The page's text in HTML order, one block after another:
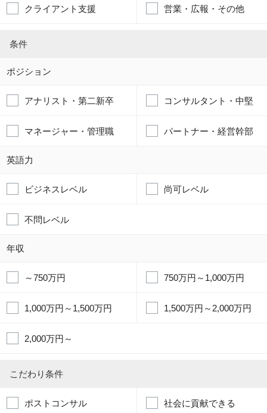
クライアント支援 営業・広報・その他
条件
ポジション
アナリスト・第二新卒 コンサルタント・中堅
マネージャー・管理職 パートナー・経営幹部
英語力
ビジネスレベル 尚可レベル
不問レベル
年収
～750万円 750万円～1,000万円
1,000万円～1,500万円 1,500万円～2,000万円
2,000万円～
こだわり条件
ポストコンサル 社会に貢献できる